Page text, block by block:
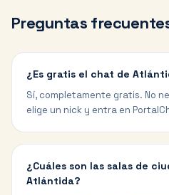
Preguntas
¿Es gratis el chat de
Sí, completamente gratis. No
elige un nick y entra en
¿Cuáles son las salas de
Atlántida?